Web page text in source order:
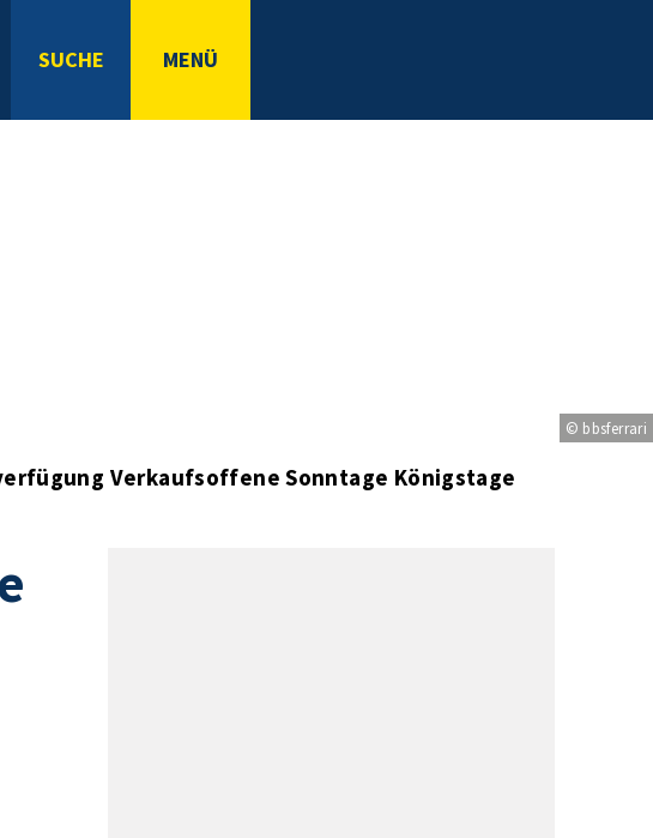
SUCHE MENÜ
© bbsferrari
Verkaufsoffene Sonntage Königstage